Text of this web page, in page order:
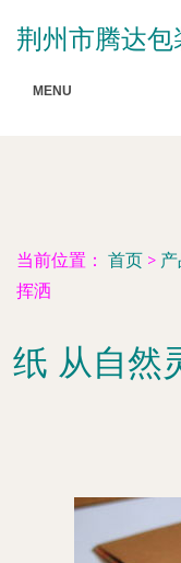
荆州市腾达包
MENU
当前位置： 首页 >
挥洒
纸 从自然